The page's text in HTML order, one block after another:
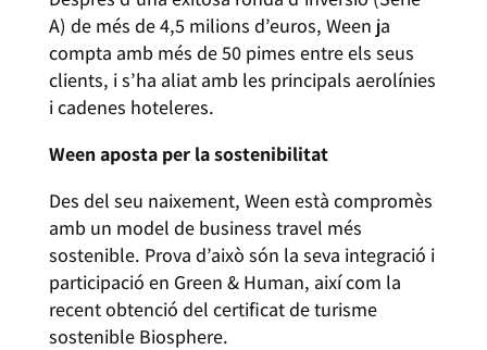
A) de més de 4,5 milions d’euros, Ween ja
compta amb més de 50 pimes entre els seus
clients, i s’ha aliat amb les principals aerolínies
i cadenes hoteleres.
Ween aposta per la sostenibilitat
Des del seu naixement, Ween està compromès
amb un model de business travel més
sostenible. Prova d’això són la seva integració i
participació en Green & Human, així com la
recent obtenció del certificat de turisme
sostenible Biosphere.